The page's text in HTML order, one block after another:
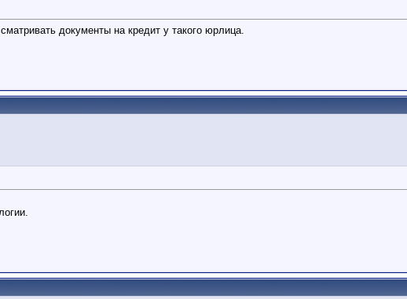
документы на кредит у такого юрлица.